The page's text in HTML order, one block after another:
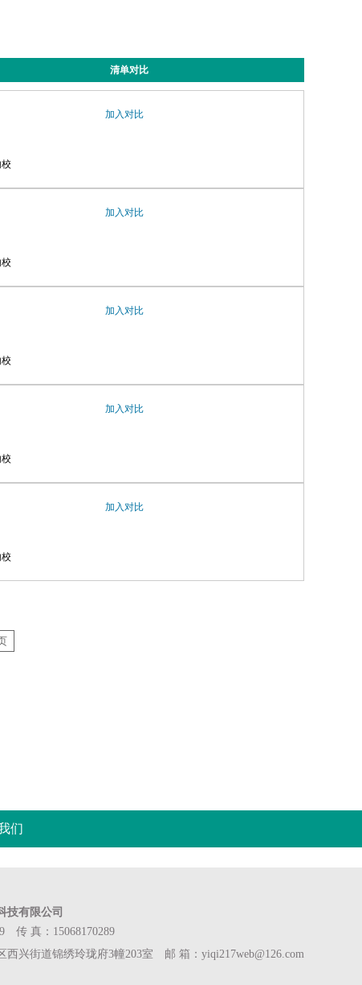
清单对比
加入对比
加入对比
加入对比
加入对比
加入对比
们
技有限公司
传 真：15068170289
西兴街道锦绣玲珑府3幢203室 邮 箱：yiqi217web@126.com